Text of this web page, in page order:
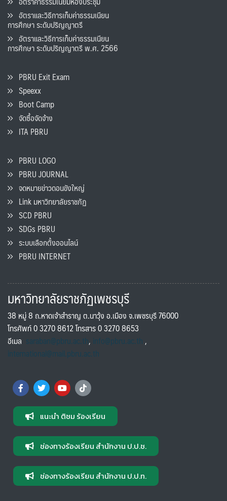
อัตราและวิธีการเก็บค่าธรรมเนียน
การศึกษา ระดับปริญญาตรี
อัตราและวิธีการเก็บค่าธรรมเนียน
การศึกษา ระดับปริญญาตรี พ.ศ. 2566
PBRU Exit Exam
Speexx
Boot Camp
จัดซื้อจัดจ้าง
ITA PBRU
PBRU LOGO
PBRU JOURNAL
จดหมายข่าวดอนขังใหญ่
Link มหาวิทยาลัยราชภัฏ
SCD PBRU
SDGs PBRU
ระบบเลือกตั้งออนไลน์
PBRU INTERNET
มหาวิทยาลัยราชภัฏเพชรบุรี
38 หมู่ 8 ถ.หาดเจ้าสำราญ ต.นาวุ้ง อ.เมือง จ.เพชรบุรี 76000
โทรศัพท์ 0 3270 8612 โทรสาร 0 3270 8653
อีเมล saraban@pbru.ac.th, info@pbru.ac.th,
international@mail.pbru.ac.th
แนะนำ ติชม ร้องเรียน
ช่องทางร้องเรียน สำนักงาน ป.ป.ช.
ช่องทางร้องเรียน สำนักงาน ป.ป.ท.